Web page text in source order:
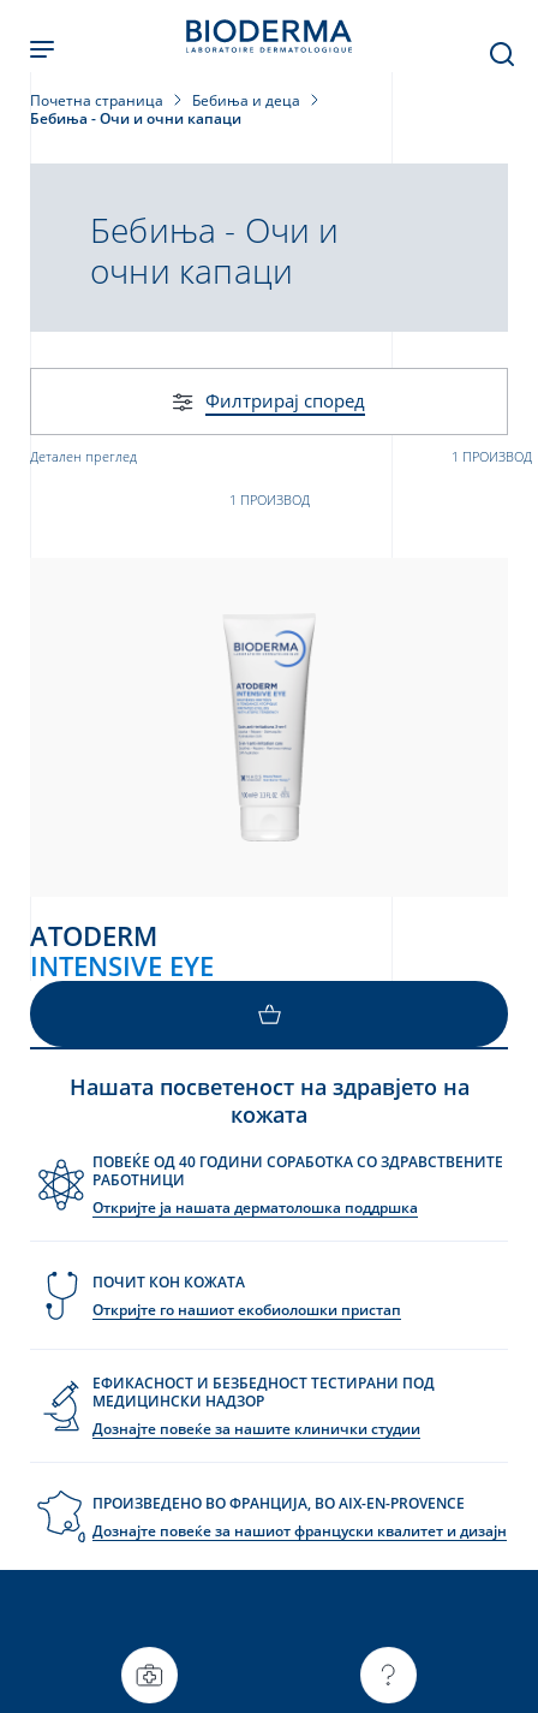
content
Почетна страница
Бебиња и деца
Бебиња - Очи и очни капаци
Бебиња - Очи и
очни капаци
Филтрирај според
Детален преглед 1 ПРОИЗВОД
1 ПРОИЗВОД
ATODERM
INTENSIVE EYE
Нашата посветеност на здравјето на
кожата
ПОВЕЌЕ ОД 40 ГОДИНИ СОРАБОТКА СО ЗДРАВСТВЕНИТЕ
РАБОТНИЦИ
Откријте ја нашата дерматолошка поддршка
ПОЧИТ КОН КОЖАТА
Откријте го нашиот екобиолошки пристап
ЕФИКАСНОСТ И БЕЗБЕДНОСТ ТЕСТИРАНИ ПОД
МЕДИЦИНСКИ НАДЗОР
Дознајте повеќе за нашите клинички студии
ПРОИЗВЕДЕНО ВО ФРАНЦИЈА, ВО AIX-EN-PROVENCE
Дознајте повеќе за нашиот француски квалитет и дизајн